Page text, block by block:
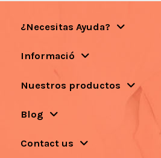
¿Necesitas Ayuda?
Informació
Nuestros productos
Blog
Contact us